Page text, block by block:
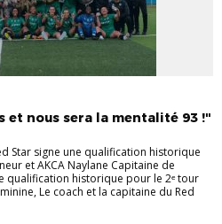
et nous sera la mentalité 93 !"
Star signe une qualification historique
et AKCA Naylane Capitaine de
qualification historique pour le 2ᵉ tour
Le coach et la capitaine du Red